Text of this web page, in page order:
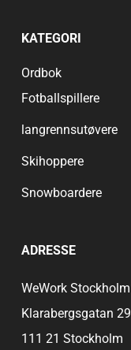
KATEGORI
Ordbok
Fotballspillere
langrennsutøvere
Skihoppere
Snowboardere
ADRESSE
WeWork Stockholm
Klarabergsgatan 29
111 21 Stockholm